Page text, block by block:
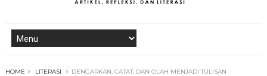
HOME LITERASI DENGARKAN, CATAT, DAN OLAH MENJADI TULISAN